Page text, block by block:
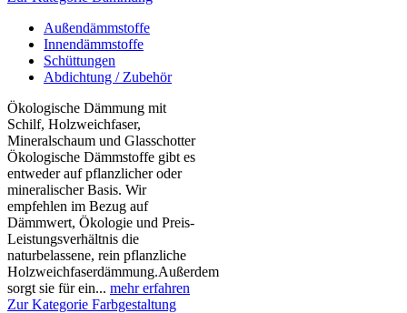
Außendämmstoffe
Innendämmstoffe
Schüttungen
Abdichtung / Zubehör
Ökologische Dämmung mit
Schilf, Holzweichfaser,
Mineralschaum und Glasschotter
Ökologische Dämmstoffe gibt es
entweder auf pflanzlicher oder
mineralischer Basis. Wir
empfehlen im Bezug auf
Dämmwert, Ökologie und Preis-
Leistungsverhältnis die
naturbelassene, rein pflanzliche
Holzweichfaserdämmung.Außerdem
sorgt sie für ein... mehr erfahren
Zur Kategorie Farbgestaltung